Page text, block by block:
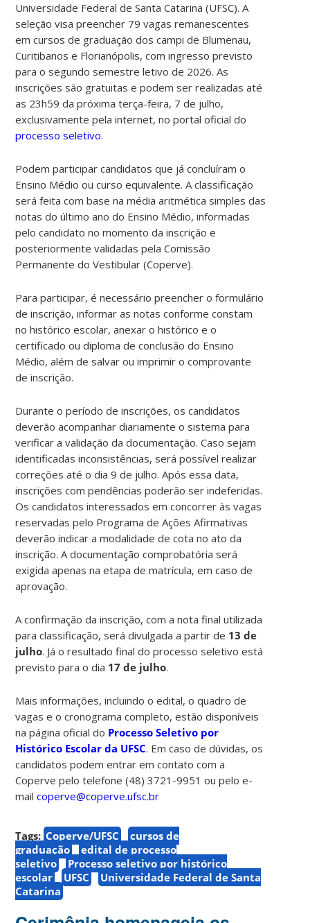
Universidade Federal de Santa Catarina (UFSC). A
seleção visa preencher 79 vagas remanescentes
em cursos de graduação dos campi de Blumenau,
Curitibanos e Florianópolis, com ingresso previsto
para o segundo semestre letivo de 2026. As
inscrições são gratuitas e podem ser realizadas até
as 23h59 da próxima terça-feira, 7 de julho,
exclusivamente pela internet, no portal oficial do
processo seletivo.
Podem participar candidatos que já concluíram o
Ensino Médio ou curso equivalente. A classificação
será feita com base na média aritmética simples das
notas do último ano do Ensino Médio, informadas
pelo candidato no momento da inscrição e
posteriormente validadas pela Comissão
Permanente do Vestibular (Coperve).
Para participar, é necessário preencher o formulário
de inscrição, informar as notas conforme constam
no histórico escolar, anexar o histórico e o
certificado ou diploma de conclusão do Ensino
Médio, além de salvar ou imprimir o comprovante
de inscrição.
Durante o período de inscrições, os candidatos
deverão acompanhar diariamente o sistema para
verificar a validação da documentação. Caso sejam
identificadas inconsistências, será possível realizar
correções até o dia 9 de julho. Após essa data,
inscrições com pendências poderão ser indeferidas.
Os candidatos interessados em concorrer às vagas
reservadas pelo Programa de Ações Afirmativas
deverão indicar a modalidade de cota no ato da
inscrição. A documentação comprobatória será
exigida apenas na etapa de matrícula, em caso de
aprovação.
A confirmação da inscrição, com a nota final utilizada
para classificação, será divulgada a partir de 13 de
julho. Já o resultado final do processo seletivo está
previsto para o dia 17 de julho.
Mais informações, incluindo o edital, o quadro de
vagas e o cronograma completo, estão disponíveis
na página oficial do Processo Seletivo por
Histórico Escolar da UFSC. Em caso de dúvidas, os
candidatos podem entrar em contato com a
Coperve pelo telefone (48) 3721-9951 ou pelo e-
mailcoperve@coperve.ufsc.br
Tags: Coperve/UFSC
cursos de
graduação
edital de processo
seletivo
Processo seletivo por histórico
escolar
UFSC
Universidade Federal de Santa
Catarina